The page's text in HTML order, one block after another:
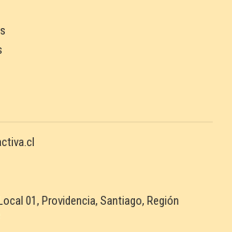
01, Providencia, Santiago, Región